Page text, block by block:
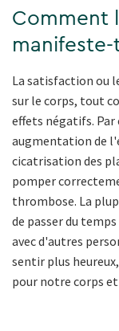
Comment
La satisfaction ou
sur le corps, tout
effets négatifs. Par
augmentation de
cicatrisation des
pomper
thrombose. La
de passer du
avec d'autres
sentir plus
pour notre corps